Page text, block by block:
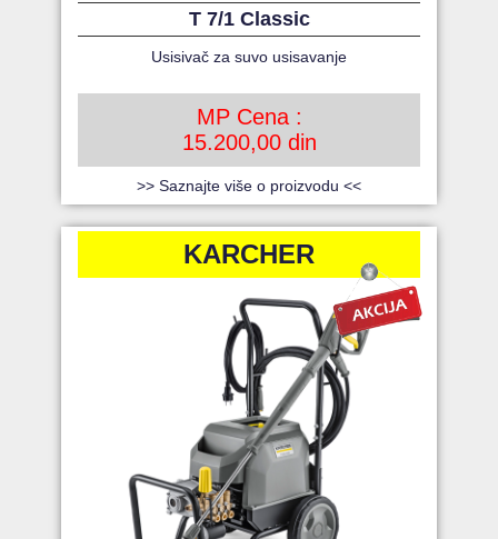
T 7/1 Classic
Usisivač za suvo usisavanje
MP Cena :
15.200,00 din
>> Saznajte više o proizvodu <<
KARCHER